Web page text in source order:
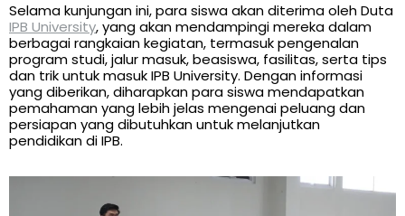
Selama kunjungan ini, para siswa akan diterima oleh Duta
IPB University, yang akan mendampingi mereka dalam
berbagai rangkaian kegiatan, termasuk pengenalan
program studi, jalur masuk, beasiswa, fasilitas, serta tips
dan trik untuk masuk IPB University. Dengan informasi
yang diberikan, diharapkan para siswa mendapatkan
pemahaman yang lebih jelas mengenai peluang dan
persiapan yang dibutuhkan untuk melanjutkan
pendidikan di IPB.